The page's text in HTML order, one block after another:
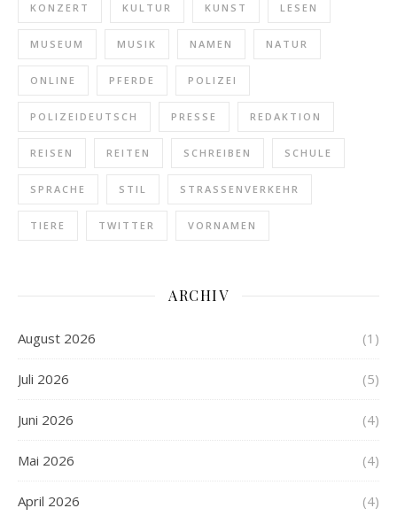
KONZERT KULTUR KUNST LESEN
MUSEUM MUSIK NAMEN NATUR
ONLINE PFERDE POLIZEI
POLIZEIDEUTSCH PRESSE REDAKTION
REISEN REITEN SCHREIBEN SCHULE
SPRACHE STIL STRASSENVERKEHR
TIERE TWITTER VORNAMEN
ARCHIV
August 2026 (1)
Juli 2026 (5)
Juni 2026 (4)
Mai 2026 (4)
April 2026 (4)